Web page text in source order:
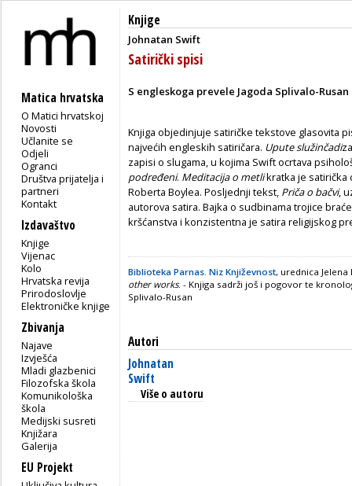
Matica hrvatska
O Matici hrvatskoj
Novosti
Učlanite se
Odjeli
Ogranci
Društva prijatelja i
partneri
Kontakt
Izdavaštvo
Knjige
Vijenac
Kolo
Hrvatska revija
Prirodoslovlje
Elektroničke knjige
Zbivanja
Najave
Izvješća
Mladi glazbenici
Filozofska škola
Komunikološka
škola
Medijski susreti
Knjižara
Galerija
EU Projekt
Knjige
Johnatan Swift
Satirički spisi
S engleskoga prevele Jagoda Splivalo-
Knjiga objedinjuje satiričke tekstove glasovita
najvećih engleskih satiričara. Upute služinčadi
zapisi o slugama, u kojima Swift ocrtava
podređeni. Meditacija o metlikratka je satirička
Roberta Boylea. Posljednji tekst, Priča o bačvi,
autorova satira. Bajka o sudbinama trojice
kršćanstva i konzistentna je satira religijskog
Biblioteka Parnas. Niz Književnost, urednica
other works. - Knjiga sadrži još i pogovor te
Splivalo-Rusan
Autori
Johnatan
Swift
Više o autoru